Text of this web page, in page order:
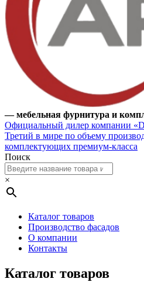
— мебельная фурнитура и
Официальный дилер компании
Третий в мире по объему
комплектующих премиум-класса
Поиск
×
Каталог товаров
Производство фасадов
О компании
Контакты
Каталог товаров